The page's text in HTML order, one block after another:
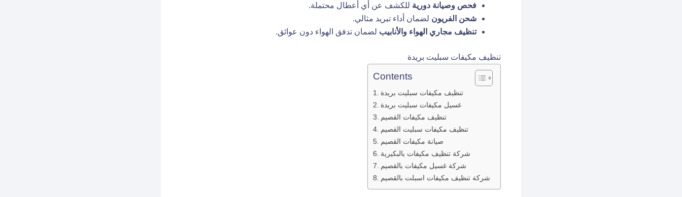
فحص وصيانة دورية للكشف عن أي أعطال محتملة.
شحن الفريون لضمان أداء تبريد مثالي.
تنظيف مجاري الهواء والأنابيب لضمان تدفق الهواء دون عوائق.
تنظيف مكيفات سبليت بريدة
Contents
تنظيف مكيفات سبليت بريدة
غسيل مكيفات سبليت بريدة
تنظيف مكيفات القصيم
تنظيف مكيفات سبليت القصيم
صيانة مكيفات القصيم
شركة تنظيف مكيفات بالبكيرية
شركة غسيل مكيفات بالقصيم
شركة تنظيف مكيفات اسبلت بالقصيم